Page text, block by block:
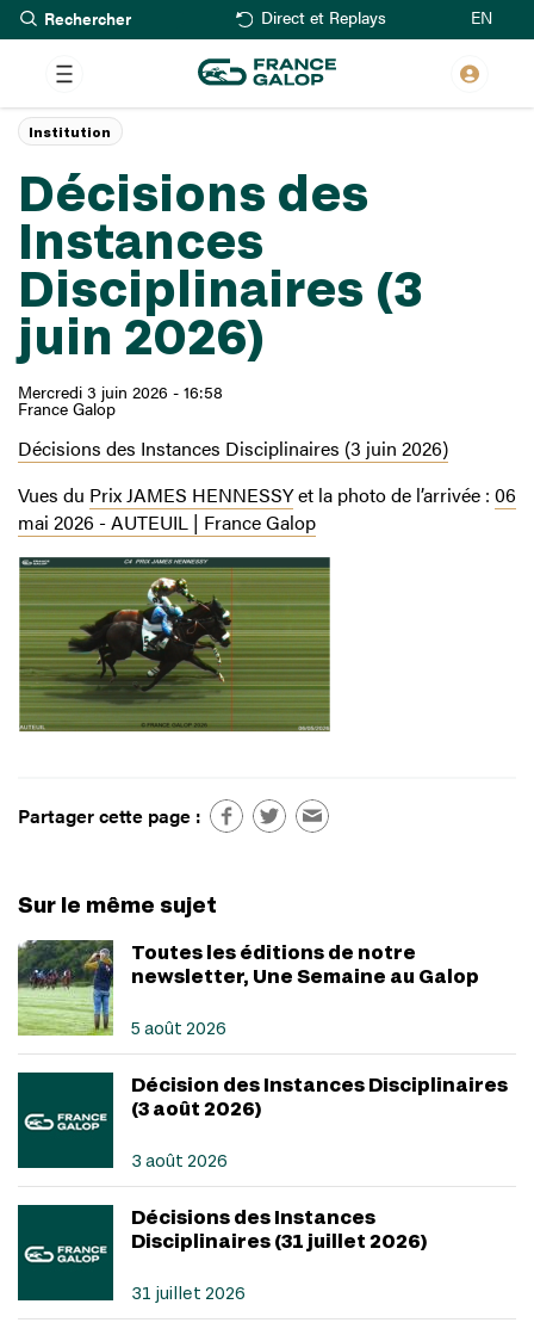
Aller
au
contenu
principal
Rechercher Direct et Replays EN
Décisions des
Instances
Disciplinaires (3
juin 2026)
Mercredi 3 juin 2026 - 16:58
France Galop
Institution
Décisions des Instances Disciplinaires (3 juin 2026)
Vues du Prix JAMES HENNESSYet la photo de l’arrivée : 06
mai 2026 - AUTEUIL | France Galop
Partager cette page :
Sur le même sujet
Toutes les éditions de notre
newsletter, Une Semaine au Galop
5 août 2026
Décision des Instances Disciplinaires
(3 août 2026)
3 août 2026
Décisions des Instances
Disciplinaires (31 juillet 2026)
31 juillet 2026